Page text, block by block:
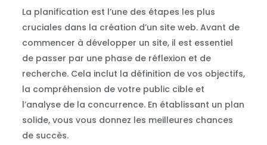
La planification est l’une des étapes les plus
cruciales dans la création d’un site web. Avant de
commencer à développer un site, il est essentiel
de passer par une phase de réflexion et de
recherche. Cela inclut la définition de vos objectifs,
la compréhension de votre public cible et
l’analyse de la concurrence. En établissant un plan
solide, vous vous donnez les meilleures chances
de succès.